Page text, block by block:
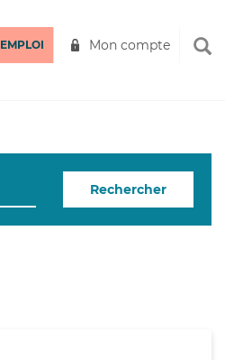
EMPLOI Mon compte
Rechercher